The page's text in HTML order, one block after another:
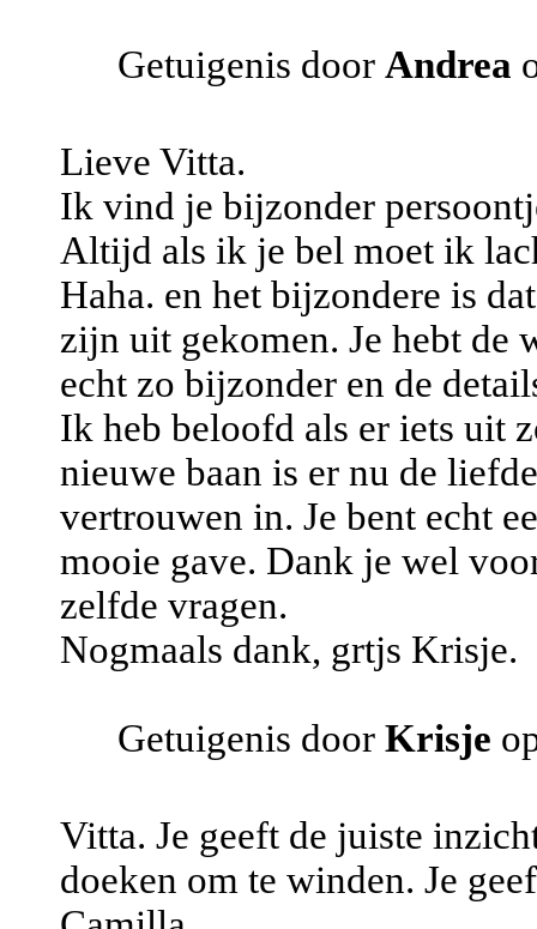
Getuigenis door Andrea
Lieve Vitta.
Ik vind je bijzonder
Altijd als ik je bel moet ik
Haha. en het bijzondere is
zijn uit gekomen. Je hebt de
echt zo bijzonder en de
Ik heb beloofd als er iets uit
nieuwe baan is er nu de
vertrouwen in. Je bent echt
mooie gave. Dank je wel
zelfde vragen.
Nogmaals dank, grtjs Krisje.
Getuigenis door Krisje
Vitta. Je geeft de juiste
doeken om te winden. Je